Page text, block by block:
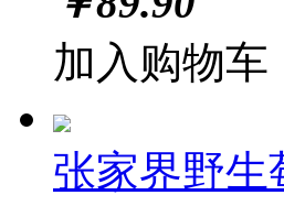
加入购物车
张家界野生